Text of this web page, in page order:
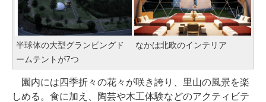
半球体の大型グランピングド
ームテントが7つ
なかは北欧のインテリア
園内には四季折々の花々が咲き誇り、里山の風景を楽
しめる。食に加え、陶芸や木工体験などのアクティビテ